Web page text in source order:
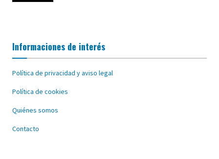
Informaciones de interés
Política de privacidad y aviso legal
Política de cookies
Quiénes somos
Contacto